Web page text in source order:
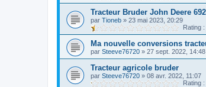
Tracteur Bruder John Deere
par Tioneb » 23 mai 2023, 20:29
Rating
Ma nouvelle conversions
par Steeve76720 » 27 sept. 2022, 14:48
Tracteur agricole bruder
par Steeve76720 » 08 avr. 2022, 11:07
Rating